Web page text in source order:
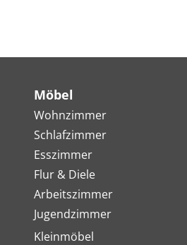
Möbel
Wohnzimmer
Schlafzimmer
Esszimmer
Flur & Diele
Arbeitszimmer
Jugendzimmer
Kleinmöbel